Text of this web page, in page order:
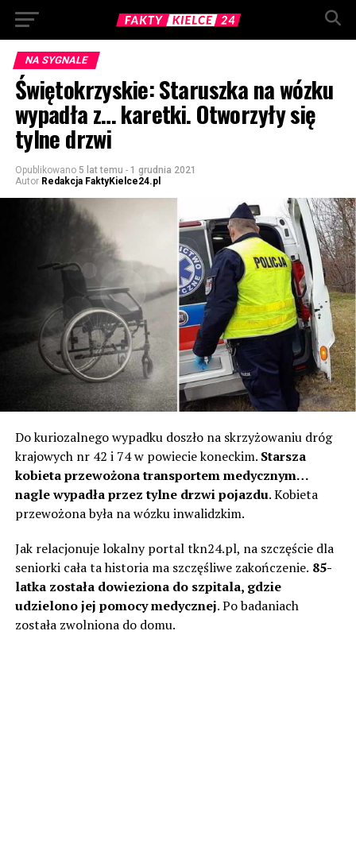
NA SYGNALE
Świętokrzyskie: Staruszka na wózku
wypadła z… karetki. Otworzyły się
tylne drzwi
Opublikowano 5 lat temu - 1 grudnia 2021
Autor Redakcja FaktyKielce24.pl
Do kuriozalnego wypadku doszło na skrzyżowaniu dróg
krajowych nr 42 i 74 w powiecie koneckim. Starsza
kobieta przewożona transportem medycznym…
nagle wypadła przez tylne drzwi pojazdu. Kobieta
przewożona była na wózku inwalidzkim.
Jak relacjonuje lokalny portal tkn24.pl, na szczęście dla
seniorki cała ta historia ma szczęśliwe zakończenie. 85-
latka została dowieziona do szpitala, gdzie
udzielono jej pomocy medycznej. Po badaniach
została zwolniona do domu.